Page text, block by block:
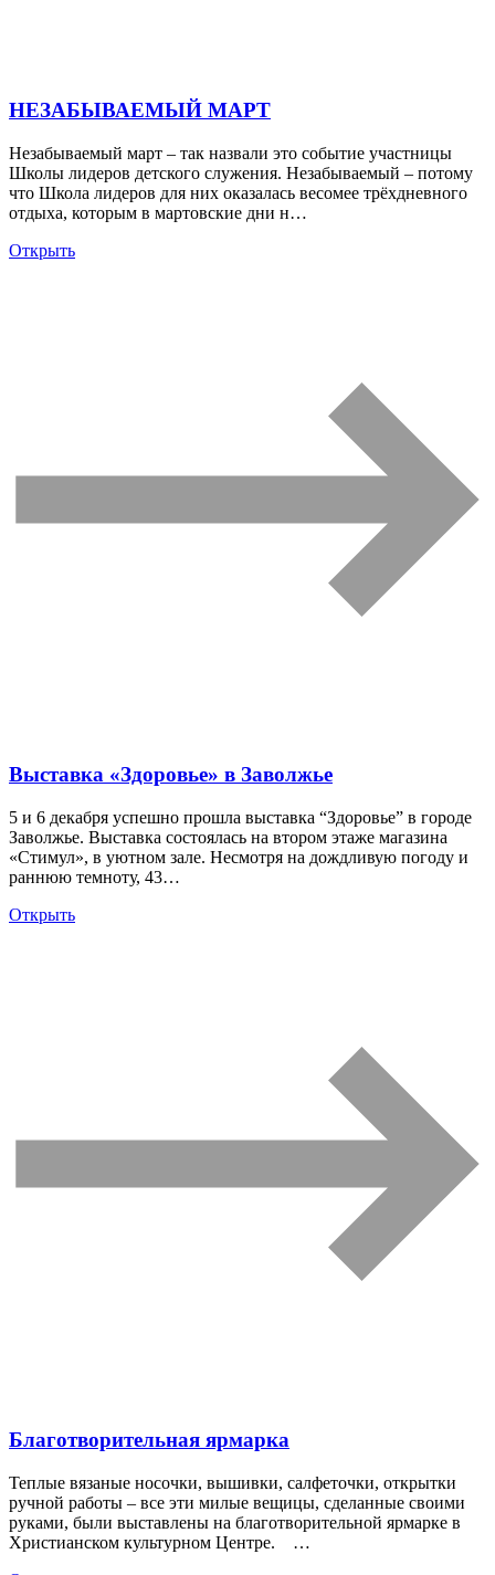
НЕЗАБЫВАЕМЫЙ МАРТ
Незабываемый март – так назвали это событие участницы
Школы лидеров детского служения. Незабываемый – потому
что Школа лидеров для них оказалась весомее трёхдневного
отдыха, которым в мартовские дни н…
Открыть
Выставка «Здоровье» в Заволжье
5 и 6 декабря успешно прошла выставка “Здоровье” в городе
Заволжье. Выставка состоялась на втором этаже магазина
«Стимул», в уютном зале. Несмотря на дождливую погоду и
раннюю темноту, 43…
Открыть
Благотворительная ярмарка
Теплые вязаные носочки, вышивки, салфеточки, открытки
ручной работы – все эти милые вещицы, сделанные своими
руками, были выставлены на благотворительной ярмарке в
Христианском культурном Центре. …